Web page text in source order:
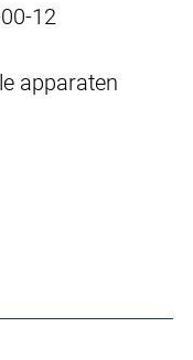
12
apparaten